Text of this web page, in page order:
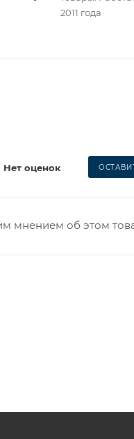
2011 года
Нет оценок
мнением об этом